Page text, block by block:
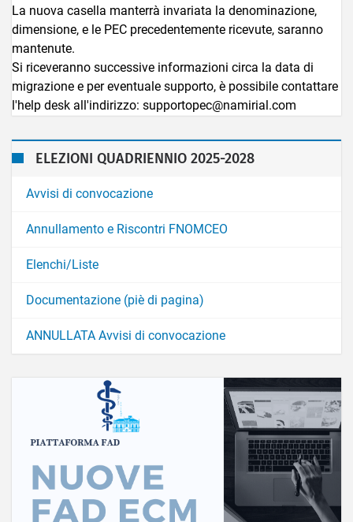
La nuova casella manterrà invariata la denominazione,
dimensione, e le PEC precedentemente ricevute, saranno
mantenute.
Si riceveranno successive informazioni circa la data di
migrazione e per eventuale supporto, è possibile contattare
l'help desk all'indirizzo: supportopec@namirial.com
ELEZIONI QUADRIENNIO 2025-2028
Avvisi di convocazione
Annullamento e Riscontri FNOMCEO
Elenchi/Liste
Documentazione (piè di pagina)
ANNULLATA Avvisi di convocazione